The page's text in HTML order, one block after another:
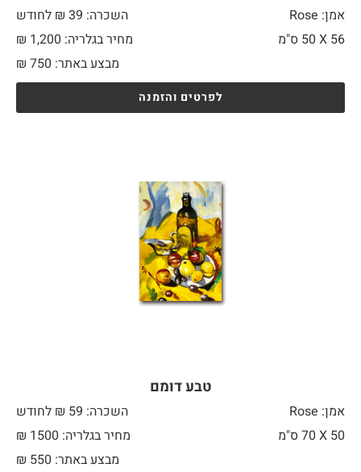
אמן: Rose
השכרה: 39 ₪ לחודש
56 X
מחיר בגלריה: 1,200 ₪
מבצע באתר:
₪ 750
לפרטים והזמנה
טבע דומם
אמן: Rose
השכרה: 59 ₪ לחודש
50 X
מחיר בגלריה: 1500 ₪
מבצע באתר:
₪ 550